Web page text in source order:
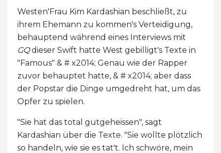
Westen'Frau Kim Kardashian beschließt, zu
ihrem Ehemann zu kommen's Verteidigung,
behauptend während eines Interviews mit
GQdieser Swift hatte West gebilligt's Texte in
"Famous" & # x2014; Genau wie der Rapper
zuvor behauptet hatte, & # x2014; aber dass
der Popstar die Dinge umgedreht hat, um das
Opfer zu spielen.
"Sie hat das total gutgeheissen", sagt
Kardashian über die Texte. "Sie wollte plötzlich
so handeln, wie sie es tat't. Ich schwöre, mein